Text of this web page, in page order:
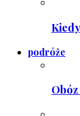
podróże